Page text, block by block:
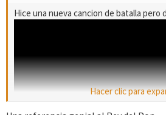
Hice una nueva cancion de batalla pero
Hacer clic para